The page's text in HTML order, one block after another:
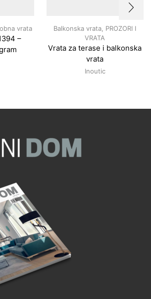
vrata
–
Balkonska vrata PROZORI I
VRATA
Vrata za terase i balkonska
vrata
Inoutic